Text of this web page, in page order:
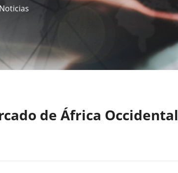
de África Occidental